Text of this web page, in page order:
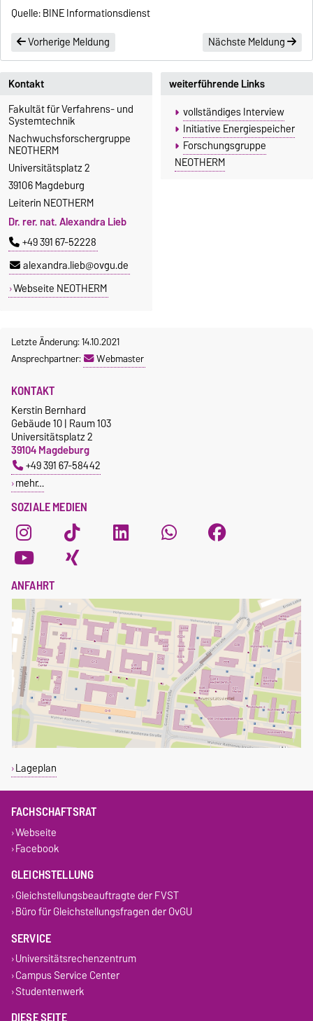
Quelle: BINE Informationsdienst
Vorherige Meldung
Nächste Meldung
Kontakt
Fakultät für Verfahrens- und
Systemtechnik
Nachwuchsforschergruppe
NEOTHERM
Universitätsplatz 2
39106 Magdeburg
Leiterin NEOTHERM
Dr. rer. nat. Alexandra Lieb
+49 391 67-52228
alexandra.lieb@ovgu.de
Webseite NEOTHERM
weiterführende Links
vollständiges Interview
Initiative Energiespeicher
Forschungsgruppe
NEOTHERM
Letzte Änderung: 14.10.2021
Ansprechpartner:
Webmaster
SOZIALE MEDIEN
KONTAKT
Kerstin Bernhard
Gebäude 10 | Raum 103
Universitätsplatz 2
39104 Magdeburg
+49 391 67-58442
mehr…
ANFAHRT
Lageplan
FACHSCHAFTSRAT
Webseite
Facebook
GLEICHSTELLUNG
Gleichstellungsbeauftragte der FVST
Büro für Gleichstellungsfragen der OvGU
SERVICE
Universitätsrechenzentrum
Campus Service Center
Studentenwerk